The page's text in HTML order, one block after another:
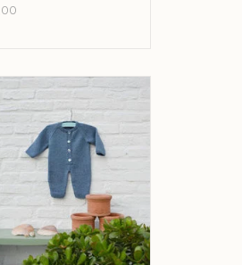
Boven de wolken 18 UC
AAN WINKELWAGEN